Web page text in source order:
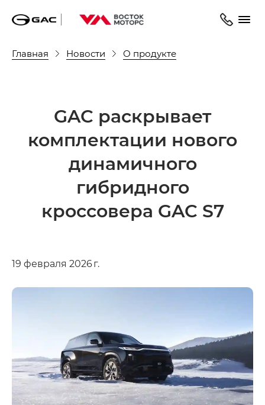
Главная Новости О продукте
GAC раскрывает
комплектации нового
динамичного
гибридного
кроссовера GAC S7
19 февраля 2026 г.